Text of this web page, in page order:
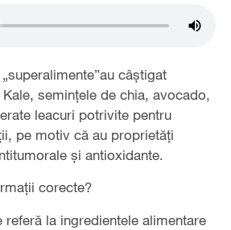
câștigat
semințele de chia, avocado,
leacuri potrivite pentru
pe motiv că au proprietăți
și antioxidante.
corecte?
referă la ingredientele alimentare